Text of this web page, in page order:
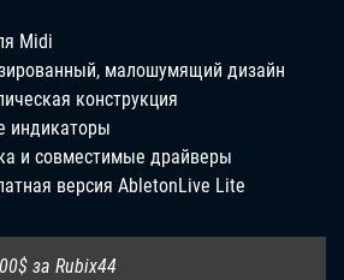
Midi
малошумящий дизайн
конструкция
индикаторы
и совместимые драйверы
версия AbletonLive Lite
за Rubix44